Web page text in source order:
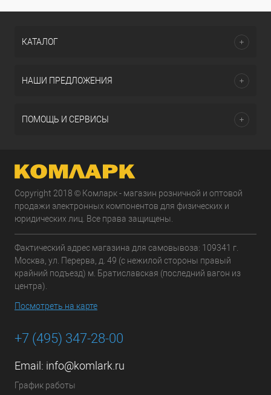
КАТАЛОГ
НАШИ ПРЕДЛОЖЕНИЯ
ПОМОЩЬ И СЕРВИСЫ
Copyright 2018 © Комларк - магазин розничной и оптовой
продажи электронных компонентов для физических и
юридических лиц. Все права защищены.
Фактический адрес магазина для самовывоза: 109341 г.
Москва, ул. Перерва, д. 49 (с нежилой стороны правый
крайний подъезд) м. Братиславская (последний вагон из
центра).
Посмотреть на карте
+7 (495) 347-28-00
Email: info@komlark.ru
График работы